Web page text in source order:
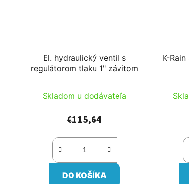
El. hydraulický ventil s
regulátorom tlaku 1" závitom
Skladom u dodávateľa
€115,64
DO KOŠÍKA
K-